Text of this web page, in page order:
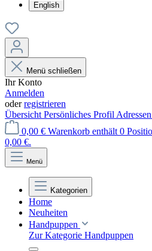
English
Menü schließen
Ihr Konto
Anmelden
oderregistrieren
Übersicht Persönliches Profil Adressen
0,00 € Warenkorb enthält 0
0,00 €.
Menü
Kategorien
Home
Neuheiten
Handpuppen
Zur Kategorie Handpuppen